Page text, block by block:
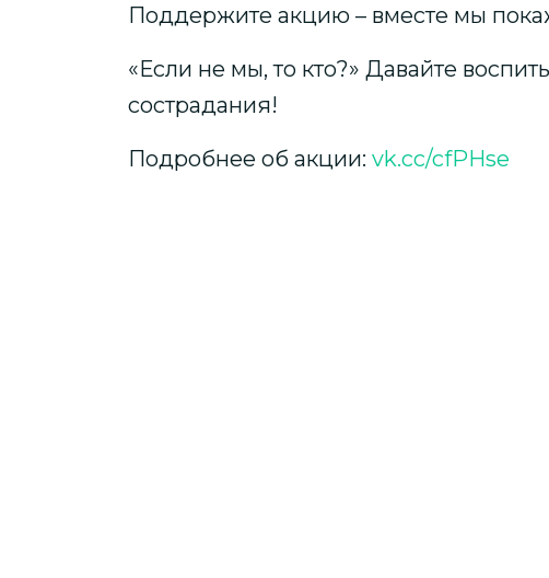
Поддержите акцию – вместе мы
«Если не мы, то кто?» Давайте
сострадания!
Подробнее об акции: vk.cc/cfPHse